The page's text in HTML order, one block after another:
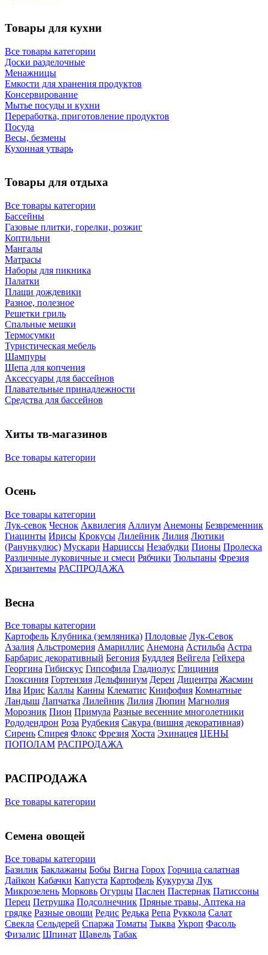
Товары для кухни
Все товары категории
Доски разделочные
Менажницы
Емкости для хранения продуктов
Консервирование
Мытье посуды и кухни
Переработка, приготовление продуктов
Посуда
Весы, безмены
Кухонная утварь
Товары для отдыха
Все товары категории
Бассейны
Газовые плитки, горелки, розжиг
Коптильни
Мангалы
Матрасы
Наборы для пикника
Палатки
Плащи дождевики
Разное, полезное
Решетки гриль
Спальные мешки
Термосумки
Туристическая мебель
Шампуры
Щепа для копчения
Аксессуары для бассейнов
Плавательные принадлежности
Средства для бассейнов
Хиты тв-магазинов
Все товары категории
Осень
Все товары категории
Лук-севок Чеснок Аквилегия Аллиум Анемоны Безвременник
Гиацинты Ирисы Крокусы Лилейник Лилия Лютики
(Ранункулюс) Мускари Нарцисcы Незабудки Пионы Пролеска
Различные луковичные и смеси Рябчики Тюльпаны Фрезия
Хризантемы РАСПРОДАЖА
Весна
Все товары категории
Картофель Клубника (земляника) Плодовые Лук-Севок
Азалия Альстромерия Амариллис Анемона Астильба Астра
Барбарис декоративный Бегония Буддлея Вейгела Гейхера
Георгина Гибискус Гипсофила Гладиолус Глициния
Глоксиния Гортензия Дельфиниум Дерен Дицентра Жасмин
Ива Ирис Каллы Канны Клематис Книфофия Комнатные
Ландыш Лапчатка Лилейник Лилия Люпин Магнолия
Морозник Пион Примула Разные весенние многолетники
Рододендрон Роза Рудбекия Сакура (вишня декоративная)
Сирень Спирея Флокс Фрезия Хоста Эхинацея ЦЕНЫ
ПОПОЛАМ РАСПРОДАЖА
РАСПРОДАЖА
Все товары категории
Семена овощей
Все товары категории
Базилик Баклажаны Бобы Вигна Горох Горчица салатная
Дайкон Кабачки Капуста Картофель Кукуруза Лук
Микрозелень Морковь Огурцы Паслен Пастернак Патиссоны
Перец Петрушка Подсолнечник Пряные травы, Аптека на
грядке Разные овощи Редис Редька Репа Руккола Салат
Свекла Сельдерей Спаржа Томаты Тыква Укроп Фасоль
Физалис Шпинат Щавель Табак